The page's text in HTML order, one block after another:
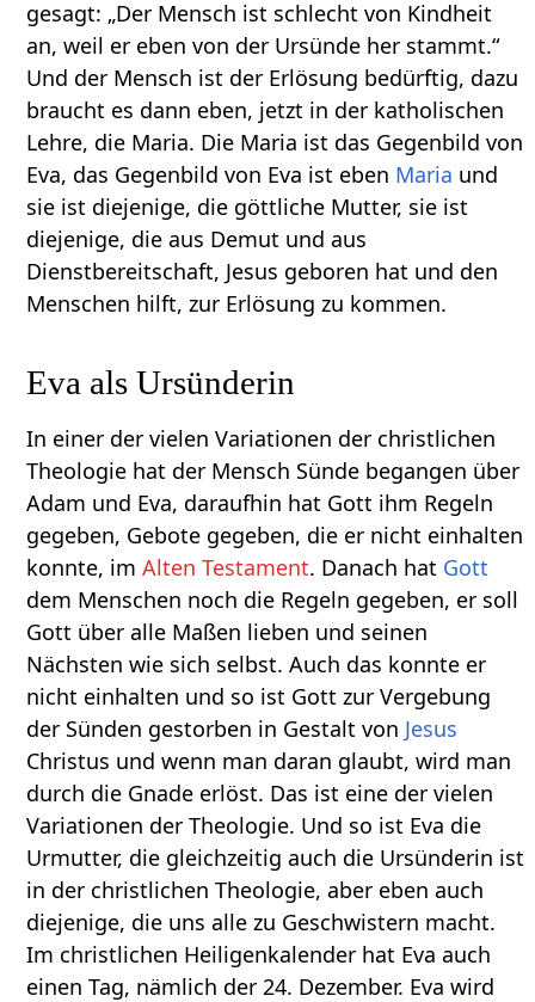
gesagt: „Der Mensch ist schlecht von Kindheit
an, weil er eben von der Ursünde her stammt.“
Und der Mensch ist der Erlösung bedürftig, dazu
braucht es dann eben, jetzt in der katholischen
Lehre, die Maria. Die Maria ist das Gegenbild von
Eva, das Gegenbild von Eva ist eben Maria und
sie ist diejenige, die göttliche Mutter, sie ist
diejenige, die aus Demut und aus
Dienstbereitschaft, Jesus geboren hat und den
Menschen hilft, zur Erlösung zu kommen.
Eva als Ursünderin
In einer der vielen Variationen der christlichen
Theologie hat der Mensch Sünde begangen über
Adam und Eva, daraufhin hat Gott ihm Regeln
gegeben, Gebote gegeben, die er nicht einhalten
konnte, imAlten Testament. Danach hat Gott
dem Menschen noch die Regeln gegeben, er soll
Gott über alle Maßen lieben und seinen
Nächsten wie sich selbst. Auch das konnte er
nicht einhalten und so ist Gott zur Vergebung
der Sünden gestorben in Gestalt von Jesus
Christus und wenn man daran glaubt, wird man
durch die Gnade erlöst. Das ist eine der vielen
Variationen der Theologie. Und so ist Eva die
Urmutter, die gleichzeitig auch die Ursünderin ist
in der christlichen Theologie, aber eben auch
diejenige, die uns alle zu Geschwistern macht.
Im christlichen Heiligenkalender hat Eva auch
einen Tag, nämlich der 24. Dezember. Eva wird